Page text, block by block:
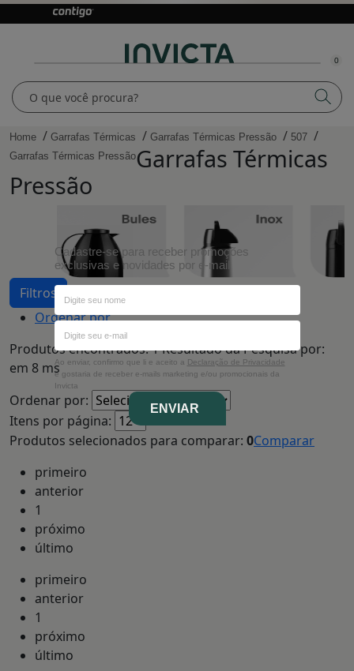
0
Home Garrafas Térmicas Garrafas Térmicas Pressão
507
Garrafas Térmicas PressãoGarrafas Térmicas
Pressão
Filtros
Ordenar por
Produtos encontrados:1Resultado da Pesquisa por:
em 8 ms
Ordenar por:
Itens por página:
Produtos selecionados para comparar: 0Comparar
primeiro
anterior
1
próximo
último
primeiro
anterior
1
próximo
último
Cadastre-se para receber promoções
exclusivas e novidades por e-mail
Ao enviar, confirmo que li e aceito a Declaração de Privacidade
e gostaria de receber e-mails marketing e/ou promocionais da
Invicta
ENVIAR